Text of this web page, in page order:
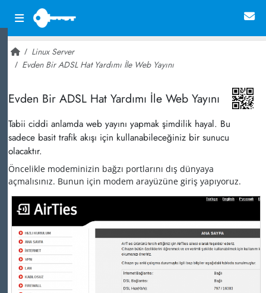
Linux Server
Evden Bir ADSL Hat Yardımı İle Web Yayını
Evden Bir ADSL Hat Yardımı İle Web Yayını
Tabii ciddi anlamda web yayını yapmak şimdilik hayal. Bu
sadece basit trafik akışı için kullanabileceğiniz bir sunucu
olacaktır.
Öncelikle modeminizin bağzı portlarını dış dünyaya
açmalısınız. Bunun için modem arayüzüne giriş yapıyoruz.